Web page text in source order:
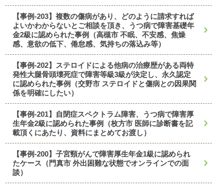
【事例-203】複数の傷病があり、どのように請求すれば
よいかわからないとご相談を頂き、うつ病で障害基礎年
金2級に認められた事例（高槻市 不眠、不安感、焦燥
感、意欲の低下、倦怠感、気持ちの落込み等）
【事例-202】ステロイドによる他病の治療歴がある両特
発性大腿骨頭壊死症で障害等級3級が決定し、永久認定
に認められた事例（交野市 ステロイドと傷病との因果関
係を明確にしたい）
【事例-201】自閉症スペクトラム障害、うつ病で障害厚
生年金2級に認められた事例（枚方市 医師に診断書を記
載頂くにあたり、資料にまとめてお渡し）
【事例-200】子宮頸がんで障害厚生年金1級に認められ
たケース（門真市 外出困難な状態でオンラインでの面
談）